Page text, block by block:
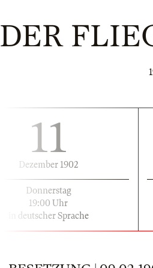
DER
11
Dezember 1902
Donnerstag
19:00 Uhr
in deutscher Sprache